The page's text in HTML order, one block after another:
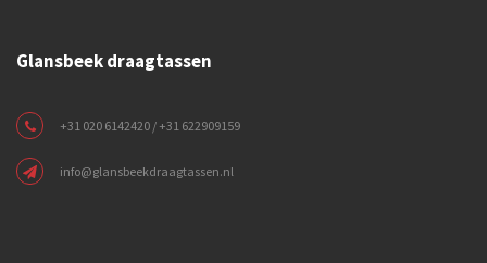
Glansbeek draagtassen
+31 020 6142420 / +31 622909159
info@glansbeekdraagtassen.nl